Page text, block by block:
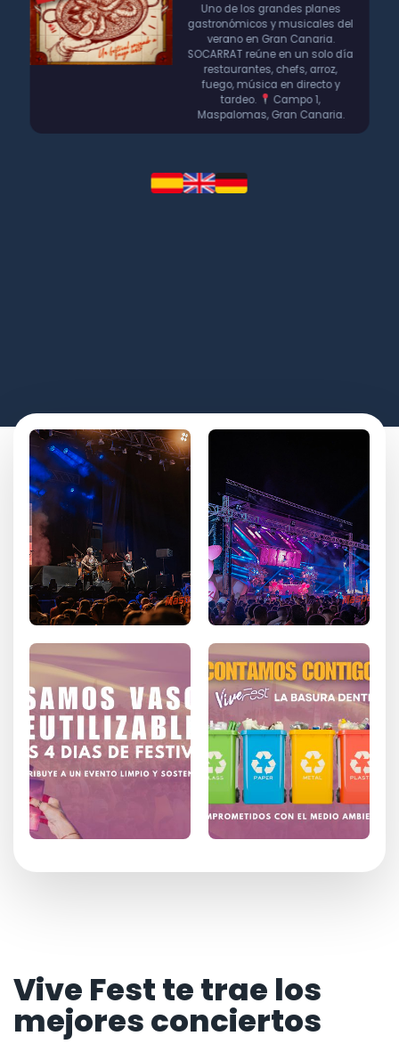
Uno de los grandes planes
gastronómicos y musicales del
verano en Gran Canaria.
SOCARRAT reúne en un solo día
restaurantes, chefs, arroz,
fuego, música en directo y
tardeo.
Campo 1,
Maspalomas, Gran Canaria.
Vive Fest te trae los
mejores conciertos